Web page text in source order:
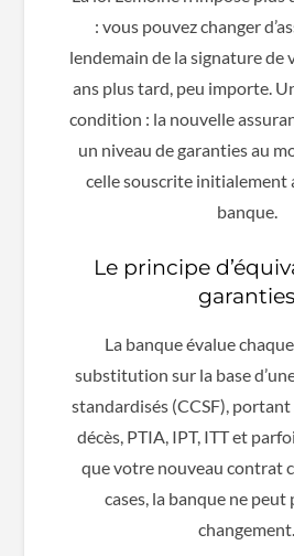
: vous pouvez changer
lendemain de la signature de
ans plus tard, peu importe.
condition : la nouvelle
un niveau de garanties au
celle souscrite initialement
banque.
Le principe
garanties
La banque évalue
substitution sur la base
standardisés (CCSF),
décès, PTIA, IPT, ITT et
que votre nouveau contrat
cases, la banque ne peut
changement.